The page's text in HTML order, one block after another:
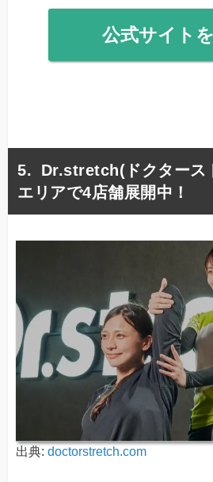
公式サイト
Dr.stretch(ドクタース
エリアで4店舗展開中！
出典: doctorstretch.com